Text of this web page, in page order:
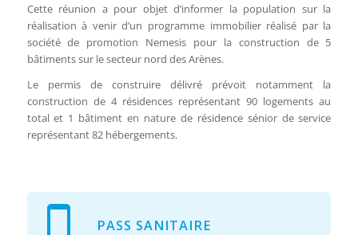
Cette réunion a pour objet d’informer la population sur la
réalisation à venir d’un programme immobilier réalisé par la
société de promotion Nemesis pour la construction de 5
bâtiments sur le secteur nord des Arènes.
Le permis de construire délivré prévoit notamment la
construction de 4 résidences représentant 90 logements au
total et 1 bâtiment en nature de résidence sénior de service
représentant 82 hébergements.
PASS SANITAIRE